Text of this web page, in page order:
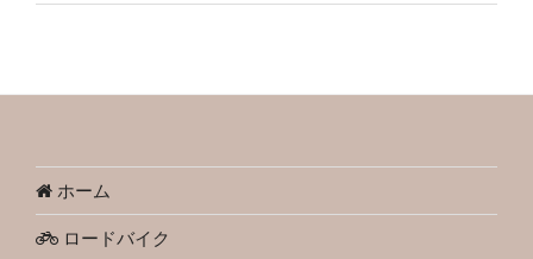
ホーム
ロードバイク